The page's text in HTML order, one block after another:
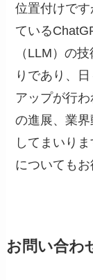
位置付けで
ている
（LLM）の
りであり、
アップが行
の進展、業
してまいり
についてもお
お問い合わ